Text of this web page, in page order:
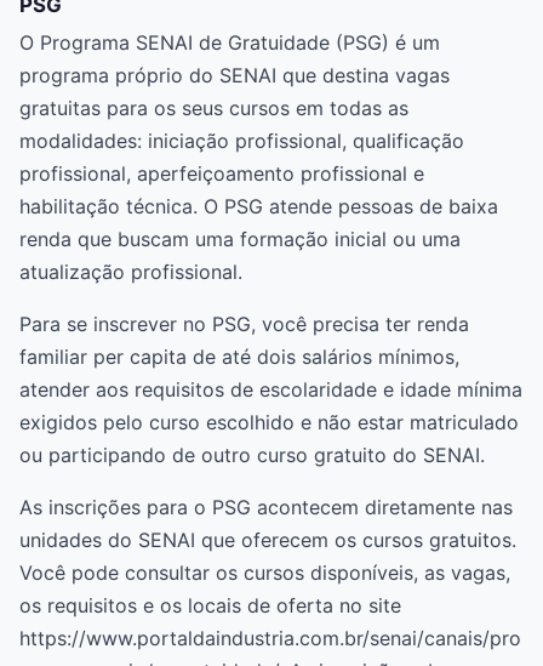
PSG
O Programa SENAI de Gratuidade (PSG) é um
programa próprio do SENAI que destina vagas
gratuitas para os seus cursos em todas as
modalidades: iniciação profissional, qualificação
profissional, aperfeiçoamento profissional e
habilitação técnica. O PSG atende pessoas de baixa
renda que buscam uma formação inicial ou uma
atualização profissional.
Para se inscrever no PSG, você precisa ter renda
familiar per capita de até dois salários mínimos,
atender aos requisitos de escolaridade e idade mínima
exigidos pelo curso escolhido e não estar matriculado
ou participando de outro curso gratuito do SENAI.
As inscrições para o PSG acontecem diretamente nas
unidades do SENAI que oferecem os cursos gratuitos.
Você pode consultar os cursos disponíveis, as vagas,
os requisitos e os locais de oferta no site
https://www.portaldaindustria.com.br/senai/canais/pro